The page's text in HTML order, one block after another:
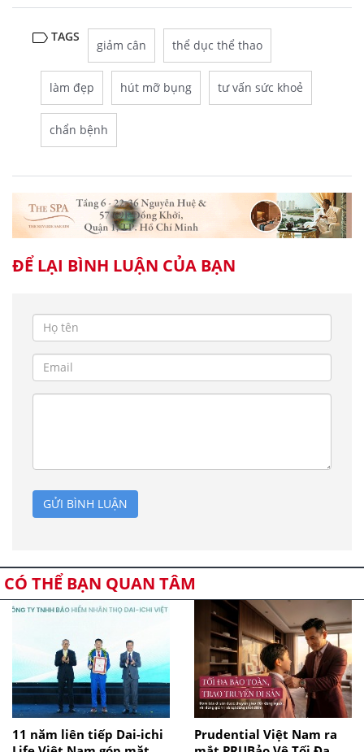
TAGS
giảm cân thể dục thể thao
làm đẹp hút mỡ bụng tư vấn sức khoẻ
chẩn bệnh
ĐỂ LẠI BÌNH LUẬN CỦA BẠN
GỬI BÌNH LUẬN
CÓ THỂ BẠN QUAN TÂM
11 năm liên tiếp Dai-ichi
Prudential Việt Nam ra